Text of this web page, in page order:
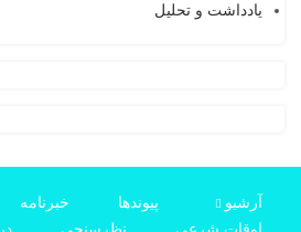
یادداشت و تحلیل
آرشیو پیوندها خبرنامه